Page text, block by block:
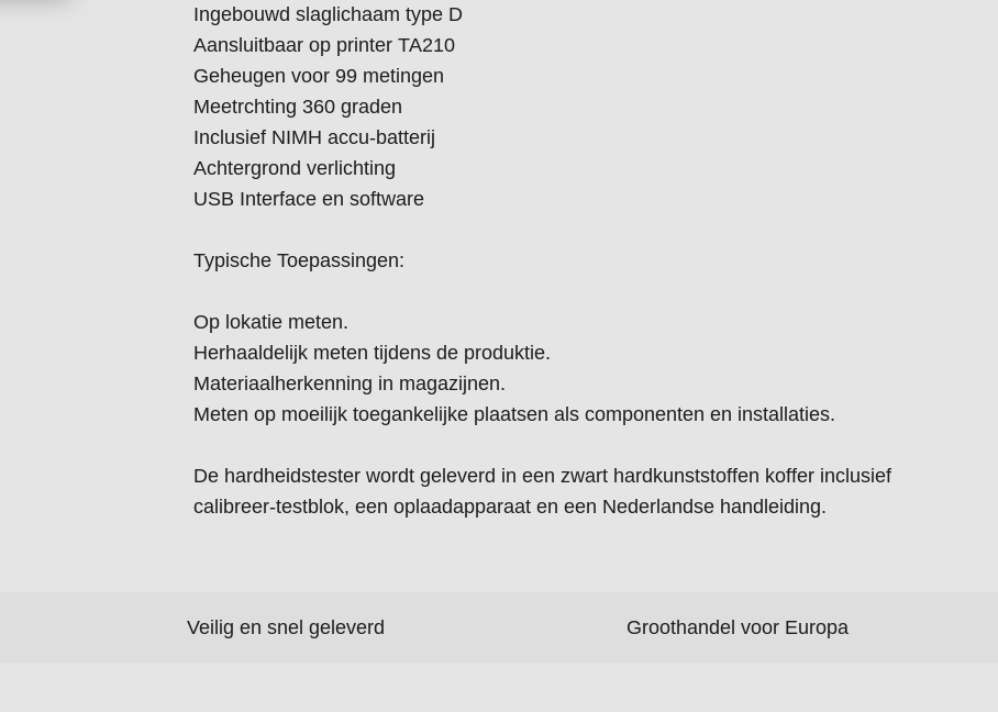
Ingebouwd slaglichaam type D
Aansluitbaar op printer TA210
Geheugen voor 99 metingen
Meetrchting 360 graden
Inclusief NIMH accu-batterij
Achtergrond verlichting
USB Interface en software
Typische Toepassingen:
Op lokatie meten.
Herhaaldelijk meten tijdens de produktie.
Materiaalherkenning in magazijnen.
Meten op moeilijk toegankelijke plaatsen als componenten en installaties.
De hardheidstester wordt geleverd in een zwart hardkunststoffen koffer inclusief
calibreer-testblok, een oplaadapparaat en een Nederlandse handleiding.
Veilig en snel geleverd Groothandel voor Europa